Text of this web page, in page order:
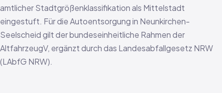
amtlicher Stadtgrößenklassifikation als Mittelstadt
eingestuft. Für die Autoentsorgung in Neunkirchen-
Seelscheid gilt der bundeseinheitliche Rahmen der
AltfahrzeugV, ergänzt durch das Landesabfallgesetz NRW
(LAbfG NRW).